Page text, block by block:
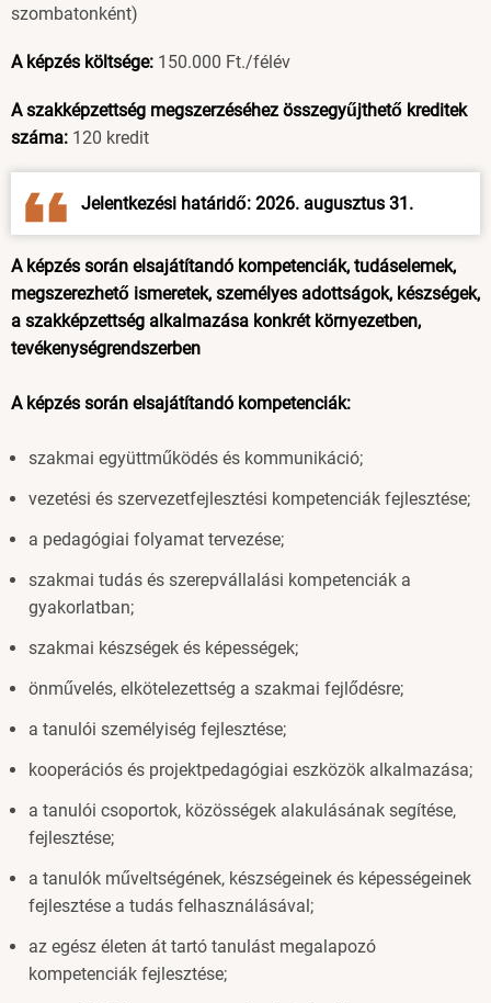
szombatonként)
A képzés költsége: 150.000 Ft./félév
A szakképzettség megszerzéséhez összegyűjthető kreditek
száma: 120 kredit
Jelentkezési határidő: 2026. augusztus 31.
A képzés során elsajátítandó kompetenciák, tudáselemek,
megszerezhető ismeretek, személyes adottságok, készségek,
a szakképzettség alkalmazása konkrét környezetben,
tevékenységrendszerben
A képzés során elsajátítandó kompetenciák:
szakmai együttműködés és kommunikáció;
vezetési és szervezetfejlesztési kompetenciák fejlesztése;
a pedagógiai folyamat tervezése;
szakmai tudás és szerepvállalási kompetenciák a
gyakorlatban;
szakmai készségek és képességek;
önművelés, elkötelezettség a szakmai fejlődésre;
a tanulói személyiség fejlesztése;
kooperációs és projektpedagógiai eszközök alkalmazása;
a tanulói csoportok, közösségek alakulásának segítése,
fejlesztése;
a tanulók műveltségének, készségeinek és képességeinek
fejlesztése a tudás felhasználásával;
az egész életen át tartó tanulást megalapozó
kompetenciák fejlesztése;